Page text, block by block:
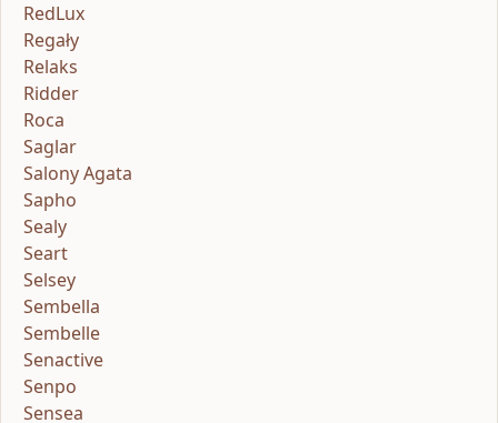
RedLux
Regały
Relaks
Ridder
Roca
Saglar
Salony Agata
Sapho
Sealy
Seart
Selsey
Sembella
Sembelle
Senactive
Senpo
Sensea